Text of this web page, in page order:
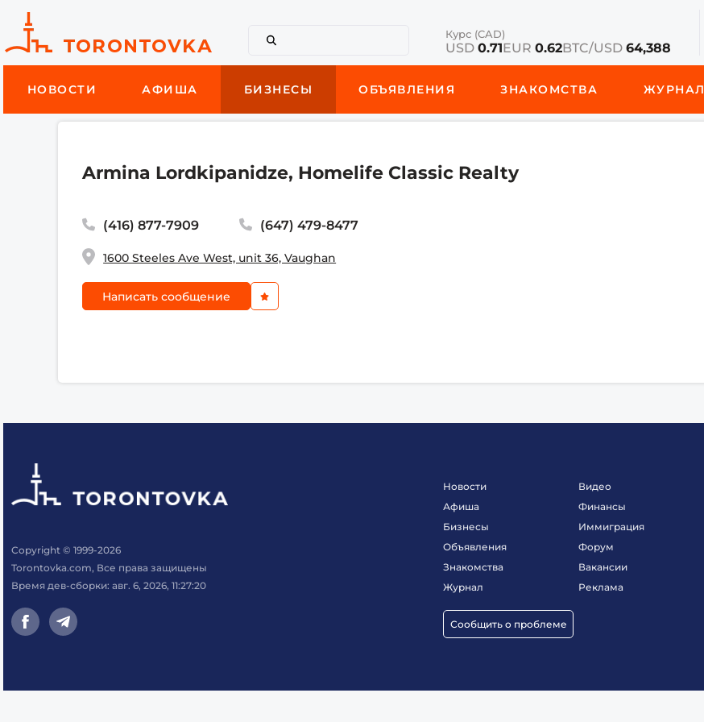
Курс (CAD)
USD0.71EUR0.62BTC/USD64,388
НОВОСТИ АФИША БИЗНЕСЫ ОБЪЯВЛЕНИЯ ЗНАКОМСТВА ЖУРНАЛ
Armina Lordkipanidze, Homelife Classic Realty
(416) 877-7909 (647) 479-8477
1600 Steeles Ave West, unit 36, Vaughan
Написать сообщение
Copyright © 1999-2026
Torontovka.com, Все права защищены
Время дев-сборки: авг. 6, 2026, 11:27:20
Новости
Афиша
Бизнесы
Объявления
Знакомства
Журнал
Сообщить о проблеме
Видео
Финансы
Иммиграция
Форум
Вакансии
Реклама